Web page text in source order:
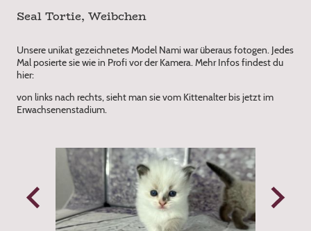
Seal Tortie, Weibchen
Unsere unikat gezeichnetes Model Nami war überaus fotogen. Jedes
Mal posierte sie wie in Profi vor der Kamera. Mehr Infos findest du
hier:
von links nach rechts, sieht man sie vom Kittenalter bis jetzt im
Erwachsenenstadium.